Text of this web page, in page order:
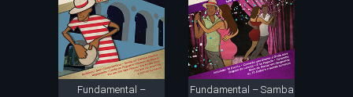
Fundamental –
Fundamental – Samba